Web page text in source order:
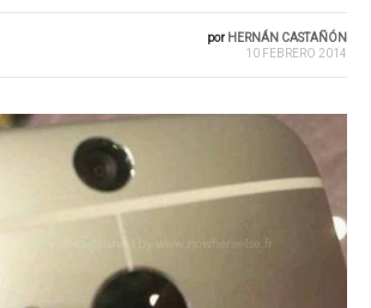
por HERNÁN CASTAÑÓN
10 FEBRERO 2014